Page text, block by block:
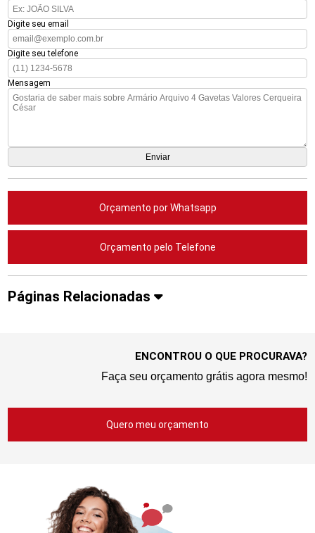
Digite seu email
Digite seu telefone
Mensagem
Orçamento por Whatsapp
Orçamento pelo Telefone
Páginas Relacionadas
ENCONTROU O QUE PROCURAVA?
Faça seu orçamento grátis agora mesmo!
Quero meu orçamento